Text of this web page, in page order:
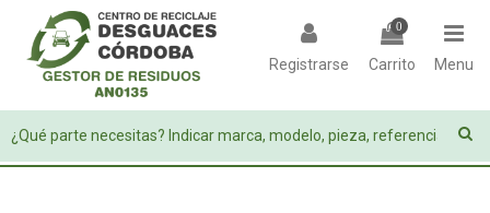
Registrarse
0
Carrito Menu